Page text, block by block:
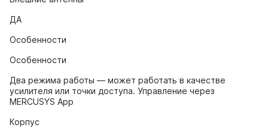
ДА
Особенности
Особенности
Два режима работы — может работать в качестве
усилителя или точки доступа. Управление через
MERCUSYS App
Корпус